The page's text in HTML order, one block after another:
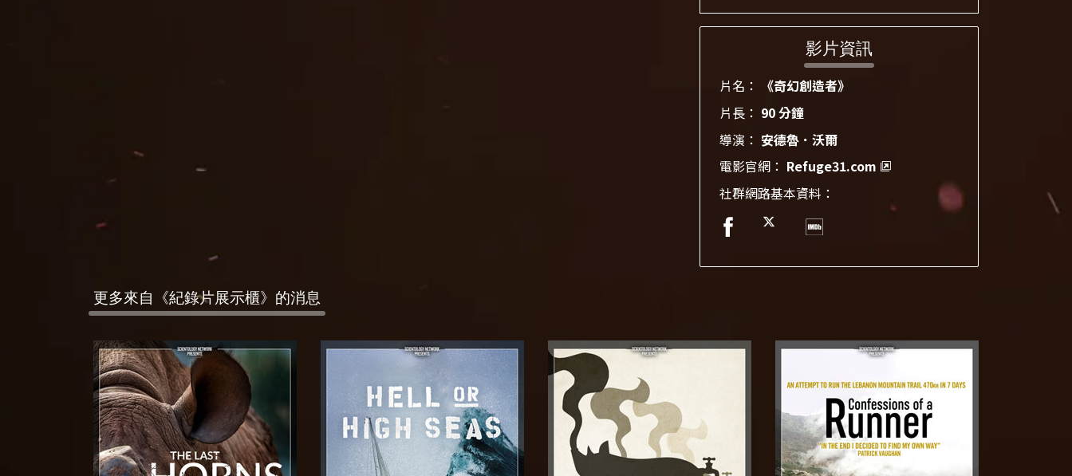
影片資訊
片名：
《奇幻創造者》
片長： 90 分鐘
導演： 安德魯．沃爾
電影官網： Refuge31.com
社群網路基本資料：
更多來自《紀錄片展示櫃》的消息